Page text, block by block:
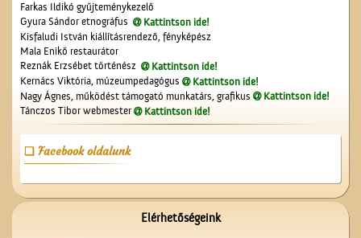
Képeslapok, képeslapok,
képeslapok…
Farkas Ildikó gyűjteménykezelő
Gyura Sándor etnográfus
Kattintson ide!
Kisfaludi István kiállításrendező, fényképész
Mala Enikő restaurátor
Reznák Erzsébet történész
Kattintson ide!
Kernács Viktória, múzeumpedagógus
Kattintson ide!
Nagy Ágnes, működést támogató munkatárs, grafikus
Kattintson ide!
Tánczos Tibor webmester
Kattintson ide!
Facebook oldalunk
Elérhetőségeink